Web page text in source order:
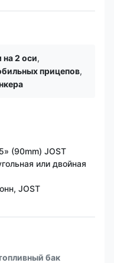
на 2 оси,
прицепов,
(90mm) JOST
или двойная
JOST
бак